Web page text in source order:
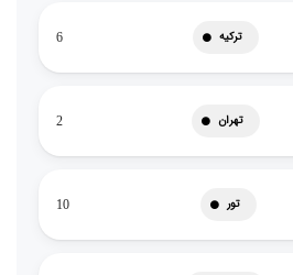
ترکیه 6
تهران 2
تور 10